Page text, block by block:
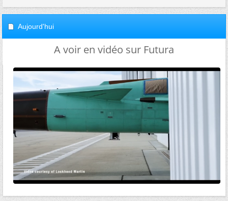
Aujourd'hui
A voir en vidéo sur Futura